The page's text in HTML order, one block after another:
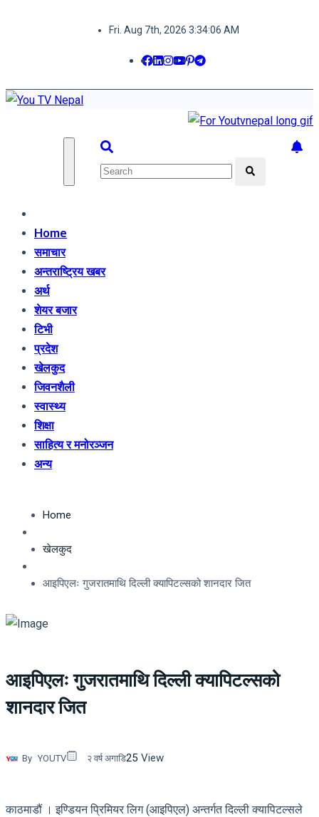
Fri. Aug 7th, 2026 3:34:06 AM
Home
समाचार
अन्तराष्ट्रिय खबर
अर्थ
शेयर बजार
टिभी
प्रदेश
खेलकुद
जिवनशैली
स्वास्थ्य
शिक्षा
साहित्य र मनोरञ्जन
अन्य
Home
खेलकुद
आइपिएलः गुजरातमाथि दिल्ली क्यापिटल्सको शानदार जित
आइपिएलः गुजरातमाथि दिल्ली क्यापिटल्सको
शानदार जित
By YOUTV २ वर्ष अगाडि25 View
काठमाडौं । इण्डियन प्रिमियर लिग (आइपिएल) अन्तर्गत दिल्ली क्यापिटल्सले